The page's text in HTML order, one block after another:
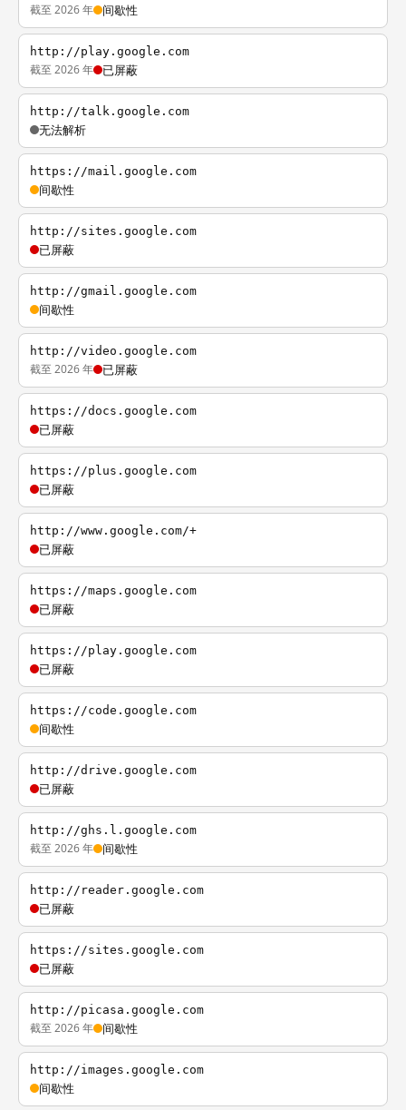
截至 2026 年 间歇性
http://play.google.com
截至 2026 年 已屏蔽
http://talk.google.com
无法解析
https://mail.google.com
间歇性
http://sites.google.com
已屏蔽
http://gmail.google.com
间歇性
http://video.google.com
截至 2026 年 已屏蔽
https://docs.google.com
已屏蔽
https://plus.google.com
已屏蔽
http://www.google.com/+
已屏蔽
https://maps.google.com
已屏蔽
https://play.google.com
已屏蔽
https://code.google.com
间歇性
http://drive.google.com
已屏蔽
http://ghs.l.google.com
截至 2026 年 间歇性
http://reader.google.com
已屏蔽
https://sites.google.com
已屏蔽
http://picasa.google.com
截至 2026 年 间歇性
http://images.google.com
间歇性